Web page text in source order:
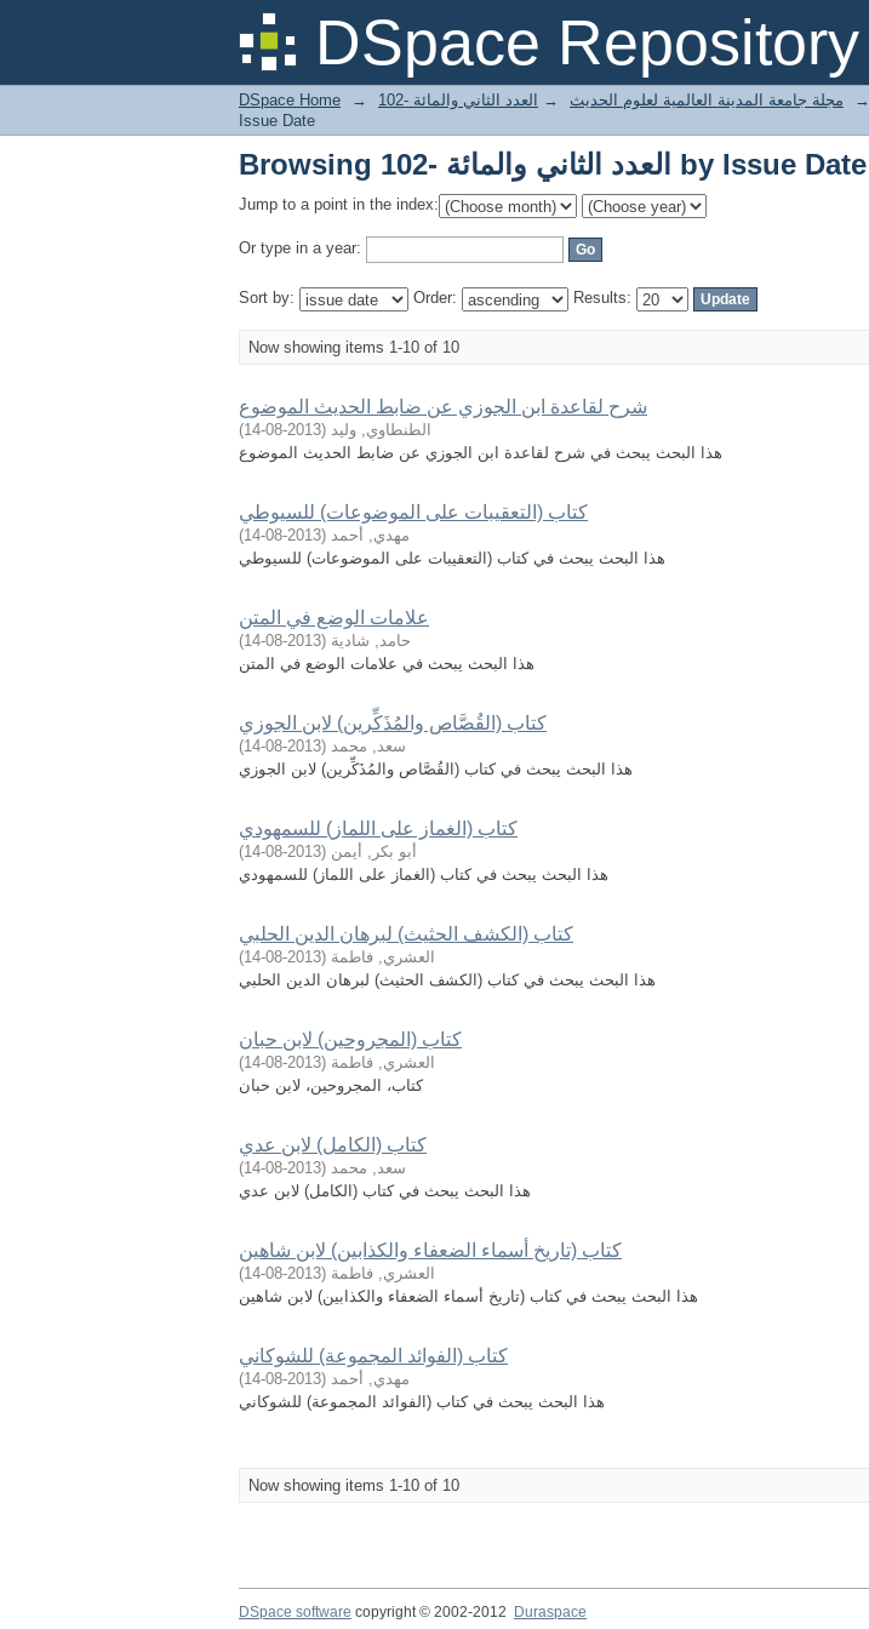
DSpace Repository
Browsing العدد الثاني والمائة -102 by Issue Date
DSpace Home → → مجلة جامعة المدينة العالمية لعلوم الحديث → العدد الثاني والمائة -102
Issue Date
Browsing العدد الثاني والمائة -102 by Issue Date
Jump to a point in the index:
Or type in a year:
Sort by: Order: Results:
Now showing items 1-10 of 10
شرح لقاعدة ابن الجوزي عن ضابط الحديث الموضوع
الطنطاوي, وليد (
2013-08-14
)
هذا البحث يبحث في شرح لقاعدة ابن الجوزي عن ضابط الحديث الموضوع
كتاب (التعقيبات على الموضوعات) للسيوطي
مهدي, أحمد (
2013-08-14
)
هذا البحث يبحث في كتاب (التعقيبات على الموضوعات) للسيوطي
علامات الوضع في المتن
حامد, شادية (
2013-08-14
)
هذا البحث يبحث في علامات الوضع في المتن
كتاب (القُصَّاص والمُذَكِّرين) لابن الجوزي
سعد, محمد (
2013-08-14
)
هذا البحث يبحث في كتاب (القُصَّاص والمُذَكِّرين) لابن الجوزي
كتاب (الغماز على اللماز) للسمهودي
أبو بكر, أيمن (
2013-08-14
)
هذا البحث يبحث في كتاب (الغماز على اللماز) للسمهودي
كتاب (الكشف الحثيث) لبرهان الدين الحلبي
العشري, فاطمة (
2013-08-14
)
هذا البحث يبحث في كتاب (الكشف الحثيث) لبرهان الدين الحلبي
كتاب (المجروحين) لابن حبان
العشري, فاطمة (
2013-08-14
)
كتاب، المجروحين، لابن حبان
كتاب (الكامل) لابن عدي
سعد, محمد (
2013-08-14
)
هذا البحث يبحث في كتاب (الكامل) لابن عدي
كتاب (تاريخ أسماء الضعفاء والكذابين) لابن شاهين
العشري, فاطمة (
2013-08-14
)
هذا البحث يبحث في كتاب (تاريخ أسماء الضعفاء والكذابين) لابن شاهين
كتاب (الفوائد المجموعة) للشوكاني
مهدي, أحمد (
2013-08-14
)
هذا البحث يبحث في كتاب (الفوائد المجموعة) للشوكاني
Now showing items 1-10 of 10
DSpace software copyright © 2002-2012 Duraspace